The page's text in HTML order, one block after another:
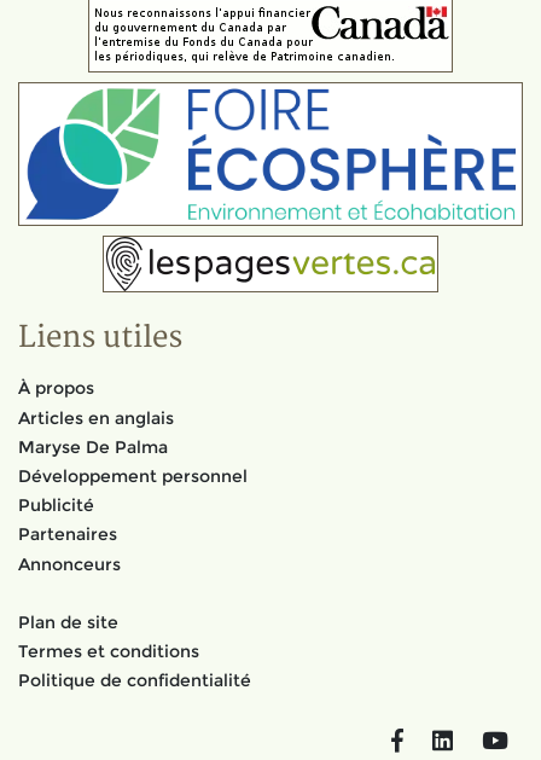
Liens utiles
À propos
Articles en anglais
Maryse De Palma
Développement personnel
Publicité
Partenaires
Annonceurs
Plan de site
Termes et conditions
Politique de confidentialité
FacebookLinkedIn